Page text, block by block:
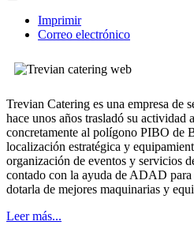
Imprimir
Correo electrónico
Trevian Catering es una empresa de
hace unos años trasladó su actividad
concretamente al polígono PIBO de
localización estratégica y
organización de eventos y servicios
contado con la ayuda de ADAD
dotarla de mejores maquinarias y
Leer más...